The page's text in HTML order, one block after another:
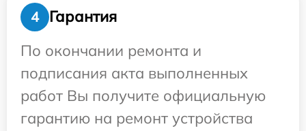
4
Гарантия
По окончании ремонта и
подписания акта выполненных
работ Вы получите официальную
гарантию на ремонт устройства